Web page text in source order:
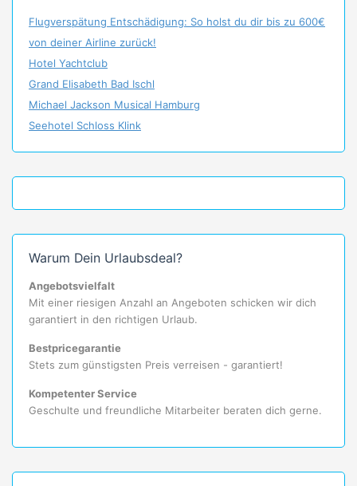
Flugverspätung Entschädigung: So holst du dir bis zu 600€
von deiner Airline zurück!
Hotel Yachtclub
Grand Elisabeth Bad Ischl
Michael Jackson Musical Hamburg
Seehotel Schloss Klink
Warum Dein Urlaubsdeal?
Angebotsvielfalt
Mit einer riesigen Anzahl an Angeboten schicken wir dich
garantiert in den richtigen Urlaub.
Bestpricegarantie
Stets zum günstigsten Preis verreisen - garantiert!
Kompetenter Service
Geschulte und freundliche Mitarbeiter beraten dich gerne.